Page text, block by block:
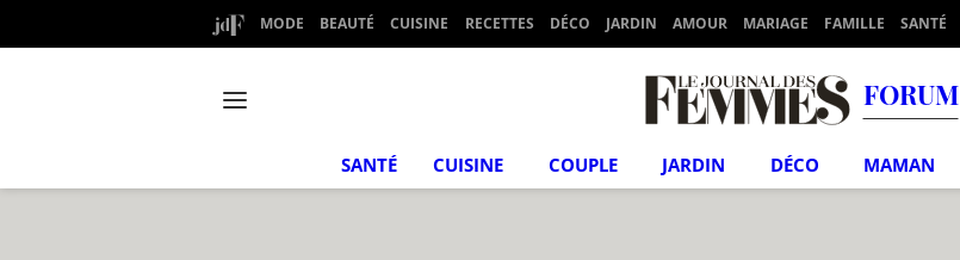
MODE BEAUTÉ CUISINE RECETTES DÉCO JARDIN AMOUR MARIAGE FAMILLE SANTÉ
FORUM
SANTÉ CUISINE COUPLE JARDIN DÉCO MAMAN